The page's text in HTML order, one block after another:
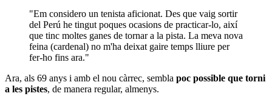
"Em considero un tenista aficionat. Des que vaig sortir
del Perú he tingut poques ocasions de practicar-lo, així
que tinc moltes ganes de tornar a la pista. La meva nova
feina (cardenal) no m'ha deixat gaire temps lliure per
fer-ho fins ara."
Ara, als 69 anys i amb el nou càrrec, sembla poc possible que torni
a les pistes, de manera regular, almenys.